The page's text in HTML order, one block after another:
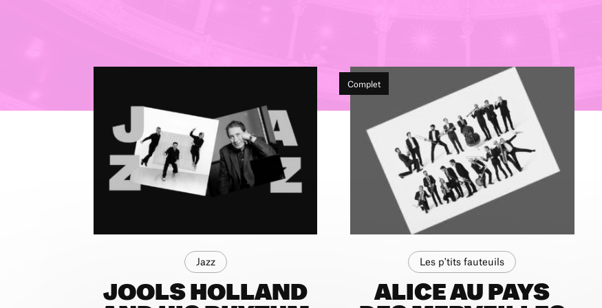
Jazz
JOOLS HOLLAND
Complet
Les p'tits fauteuils
ALICE AU PAYS